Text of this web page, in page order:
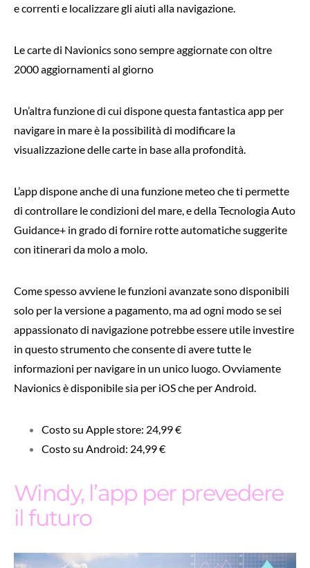
e correnti e localizzare gli aiuti alla navigazione.
Le carte di Navionics sono sempre aggiornate con oltre
2000 aggiornamenti al giorno
Un’altra funzione di cui dispone questa fantastica app per
navigare in mare è la possibilità di modificare la
visualizzazione delle carte in base alla profondità.
L’app dispone anche di una funzione meteo che ti permette
di controllare le condizioni del mare, e della Tecnologia Auto
Guidance+ in grado di fornire rotte automatiche suggerite
con itinerari da molo a molo.
Come spesso avviene le funzioni avanzate sono disponibili
solo per la versione a pagamento, ma ad ogni modo se sei
appassionato di navigazione potrebbe essere utile investire
in questo strumento che consente di avere tutte le
informazioni per navigare in un unico luogo. Ovviamente
Navionics è disponibile sia per iOS che per Android.
Costo su Apple store: 24,99 €
Costo su Android: 24,99 €
Windy, l’app per prevedere
il futuro